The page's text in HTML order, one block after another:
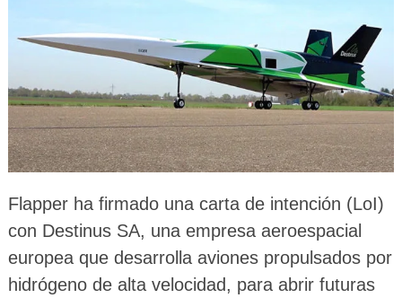
Flapper ha firmado una carta de intención (LoI)
con Destinus SA, una empresa aeroespacial
europea que desarrolla aviones propulsados ​​por
hidrógeno de alta velocidad, para abrir futuras